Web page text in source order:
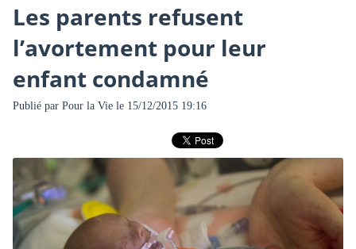
Les parents refusent
l’avortement pour leur
enfant condamné
Publié par Pour la Viele 15/12/2015 19:16